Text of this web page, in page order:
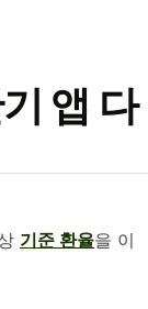
앱 다
기준 환율을 이